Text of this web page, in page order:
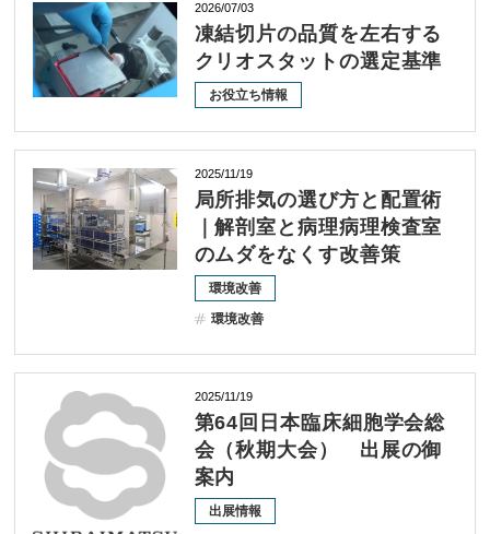
メーカーから探す
空間プランニング
企業情報
白井松器械の強み
（事業内容）
お知らせ一覧
プライバシーポリシー
サイトマップ
2026/07/03
凍結切片の品質を左右する
クリオスタットの選定基準
お役立ち情報
2025/11/19
局所排気の選び方と配置術
｜解剖室と病理病理検査室
のムダをなくす改善策
環境改善
環境改善
2025/11/19
第64回日本臨床細胞学会総
会（秋期大会） 出展の御
案内
出展情報